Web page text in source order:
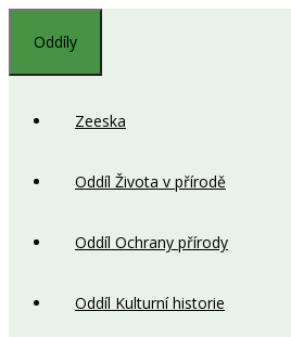
Přeskočit
Oddíly
Zeeska
Oddíl Života v přírodě
Oddíl Ochrany přírody
Oddíl Kulturní historie